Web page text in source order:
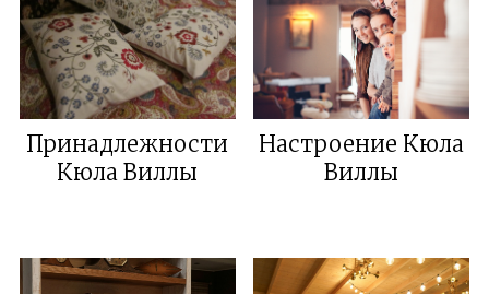
Принадлежности
Кюла Виллы
Настроение Кюла
Виллы